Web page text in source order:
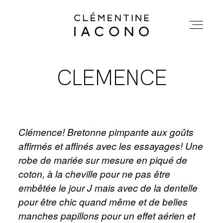
ACCUEIL
SHOWROOM
A PROPOS
MARIÉES
CLEMENTINEIACONO
ACCUEIL
SHOWROOM
A PROPOS
CLEMENCE
Clémence! Bretonne pimpante aux goûts
affirmés et affinés avec les essayages! Une
robe de mariée sur mesure en piqué de
coton, à la cheville pour ne pas être
embêtée le jour J mais avec de la dentelle
pour être chic quand même et de belles
manches papillons pour un effet aérien et